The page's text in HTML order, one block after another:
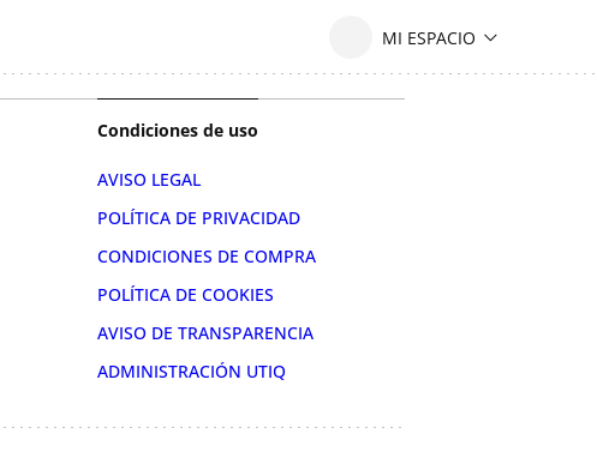
Condiciones de uso
AVISO LEGAL
POLÍTICA DE PRIVACIDAD
CONDICIONES DE COMPRA
POLÍTICA DE COOKIES
AVISO DE TRANSPARENCIA
ADMINISTRACIÓN UTIQ